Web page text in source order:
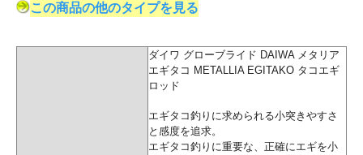
この商品の他のタイプを見る
ダイワ グローブライド DAIWA メタリア
エギタコ METALLIA EGITAKO タコエギ
ロッド
エギタコ釣りに求められる小突きやすさ
と感度を追求。
エギタコ釣りに重要な、正確にエギを小